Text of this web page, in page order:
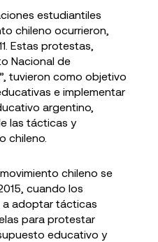
estudiantiles
chileno ocurrieron,
Estas protestas,
Nacional de
tuvieron como objetivo
e implementar
argentino,
las tácticas y
chileno.
chileno se
cuando los
adoptar tácticas
para protestar
educativo y